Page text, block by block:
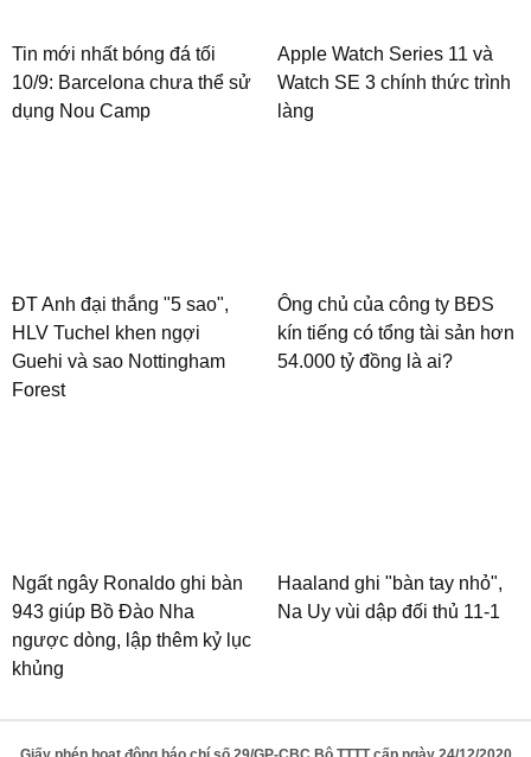
Tin mới nhất bóng đá tối
10/9: Barcelona chưa thể sử
dụng Nou Camp
Apple Watch Series 11 và
Watch SE 3 chính thức trình
làng
ĐT Anh đại thắng "5 sao",
HLV Tuchel khen ngợi
Guehi và sao Nottingham
Forest
Ông chủ của công ty BĐS
kín tiếng có tổng tài sản hơn
54.000 tỷ đồng là ai?
Ngất ngây Ronaldo ghi bàn
943 giúp Bồ Đào Nha
ngược dòng, lập thêm kỷ lục
khủng
Haaland ghi "bàn tay nhỏ",
Na Uy vùi dập đối thủ 11-1